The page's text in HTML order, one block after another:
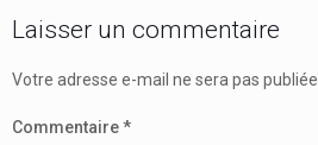
Laisser un commentaire
Votre adresse e-mail ne sera pas publiée.
Commentaire*